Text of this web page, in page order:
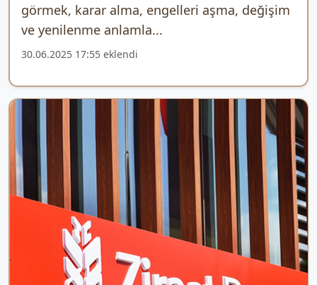
görmek, karar alma, engelleri aşma, değişim
ve yenilenme anlamla...
30.06.2025 17:55 eklendi